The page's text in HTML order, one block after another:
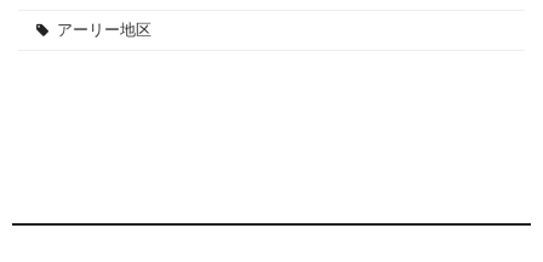
アーリー地区